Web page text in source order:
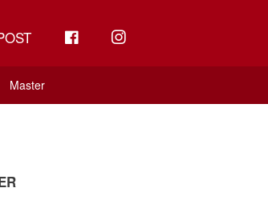
INSTAGRAM
Master